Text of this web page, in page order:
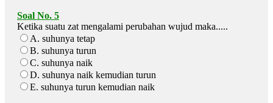
Soal No. 5
Ketika suatu zat mengalami perubahan wujud maka.....
A. suhunya tetap
B. suhunya turun
C. suhunya naik
D. suhunya naik kemudian turun
E. suhunya turun kemudian naik